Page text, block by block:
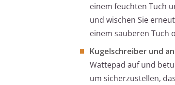
einem feuchten Tuch
und wischen Sie
einem sauberen Tuch
Kugelschreiber und
Wattepad auf und
um sicherzustellen,